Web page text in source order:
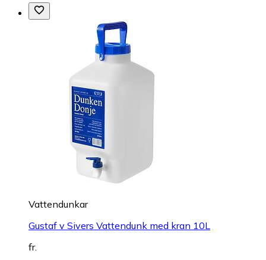
Vattendunkar
Gustaf v Sivers Vattendunk med kran 10L
fr.